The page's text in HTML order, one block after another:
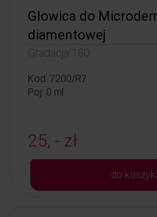
Głowica do
diamentowej
Gradacja 180
Kod: 7200/R7
Poj: 0 ml
25, - zł
do